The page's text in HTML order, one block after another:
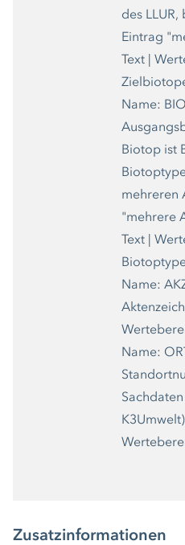
des
Eintrag
Text |
Name:
Biotop ist
mehreren
"mehrere
Text |
Name:
Name:
K3Umwelt)
Zusatzinformationen